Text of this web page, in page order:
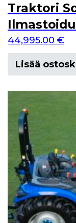
Traktori
44,995.00 €
Lisää